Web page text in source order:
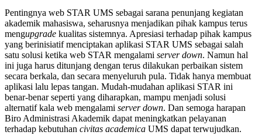
Pentingnya web STAR UMS sebagai sarana penunjang kegiatan
akademik mahasiswa, seharusnya menjadikan pihak kampus terus
mengupgrade kualitas sistemnya. Apresiasi terhadap pihak kampus
yang berinisiatif menciptakan aplikasi STAR UMS sebagai salah
satu solusi ketika web STAR mengalami server down. Namun hal
ini juga harus ditunjang dengan terus dilakukan perbaikan sistem
secara berkala, dan secara menyeluruh pula. Tidak hanya membuat
aplikasi lalu lepas tangan. Mudah-mudahan aplikasi STAR ini
benar-benar seperti yang diharapkan, mampu menjadi solusi
alternatif kala web mengalami server down. Dan semoga harapan
Biro Administrasi Akademik dapat meningkatkan pelayanan
terhadap kebutuhan civitas academica UMS dapat terwujudkan.